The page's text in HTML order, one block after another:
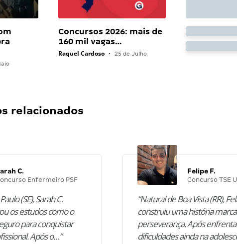
Concursos 2026: mais de
160 mil vagas…
Raquel Cardoso • 25 de Julho
relacionados
C.
Enfermeiro PSF
(SE), Sarah C.
os estudos como o
para conquistar
Após o…”
Felipe F.
Concurso TSE
“Natural de Boa Vista (RR),
construiu uma história
perseverança. Após
dificuldades ainda na